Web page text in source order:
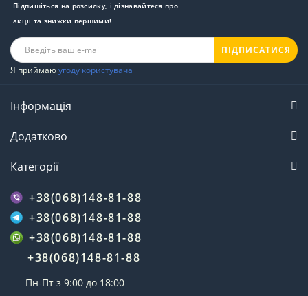
Підпишіться на розсилку, і дізнавайтеся про
акції та знижки першими!
ПІДПИСАТИСЯ
Я приймаюугоду користувача
Інформація
Додатково
Категорії
+38(068)148-81-88
+38(068)148-81-88
+38(068)148-81-88
+38(068)148-81-88
Пн-Пт з 9:00 до 18:00